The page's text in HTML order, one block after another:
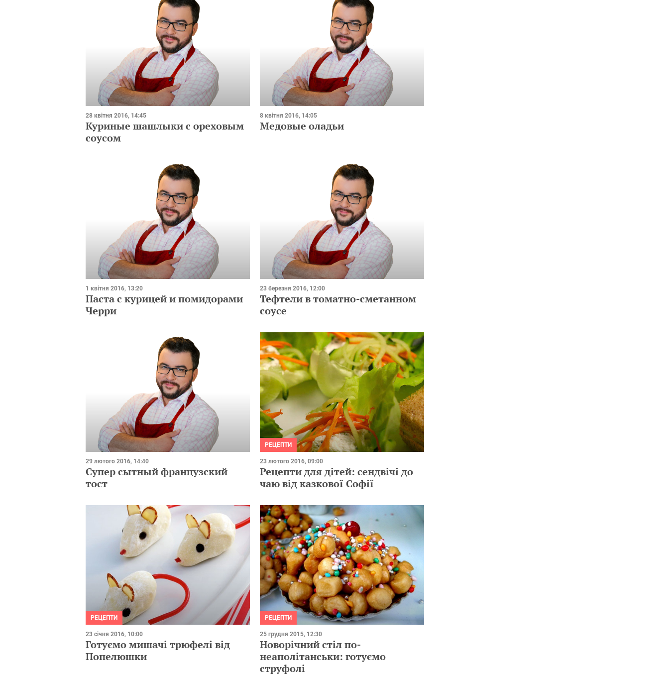
28 квітня 2016, 14:45
Куриные шашлыки с ореховым
соусом
8 квітня 2016, 14:05
Медовые оладьи
1 квітня 2016, 13:20
Паста с курицей и помидорами
Черри
23 березня 2016, 12:00
Тефтели в томатно-сметанном
соусе
29 лютого 2016, 14:40
Супер сытный французский
тост
РЕЦЕПТИ
23 лютого 2016, 09:00
Рецепти для дітей: сендвічі до
чаю від казкової Софії
РЕЦЕПТИ
23 січня 2016, 10:00
Готуємо мишачі трюфелі від
Попелюшки
РЕЦЕПТИ
25 грудня 2015, 12:30
Новорічний стіл по-
неаполітанськи: готуємо
струфолі